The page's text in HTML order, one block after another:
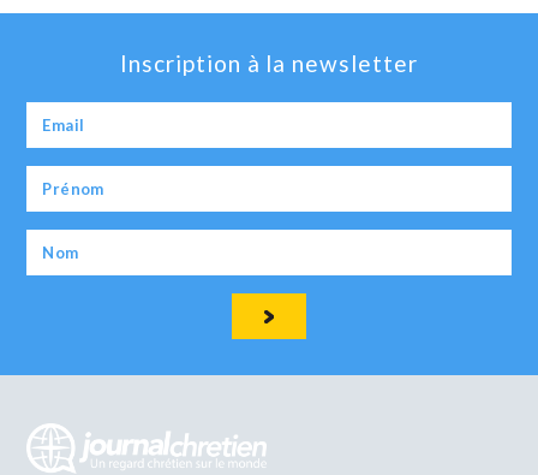
Inscription à la newsletter